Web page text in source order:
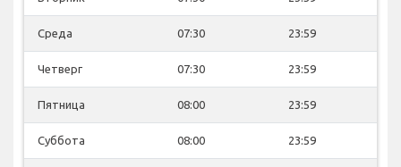
Среда 07:30 23:59
Четверг 07:30 23:59
Пятница 08:00 23:59
Суббота 08:00 23:59